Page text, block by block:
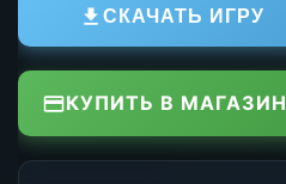
СКАЧАТЬ ИГРУ
КУПИТЬ В